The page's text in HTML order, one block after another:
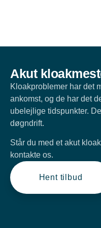
Akut
Kloakproblemer har det
ankomst, og de har det
ubelejlige tidspunkter.
døgndrift.
Står du med et akut
kontakte os.
Hent tilbud